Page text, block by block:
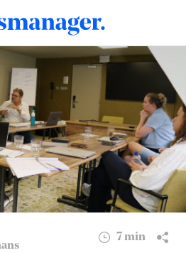
crises
in de zorg’
7 min